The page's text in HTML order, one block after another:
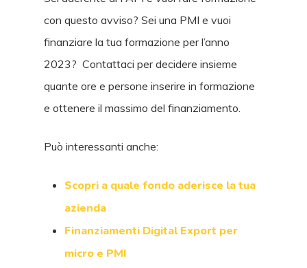
con questo avviso? Sei una PMI e vuoi
finanziare la tua formazione per l’anno
2023? Contattaci per decidere insieme
quante ore e persone inserire in formazione
e ottenere il massimo del finanziamento.
Può interessanti anche:
Scopri a quale fondo aderisce la tua
azienda
Finanziamenti Digital Export per
micro e PMI